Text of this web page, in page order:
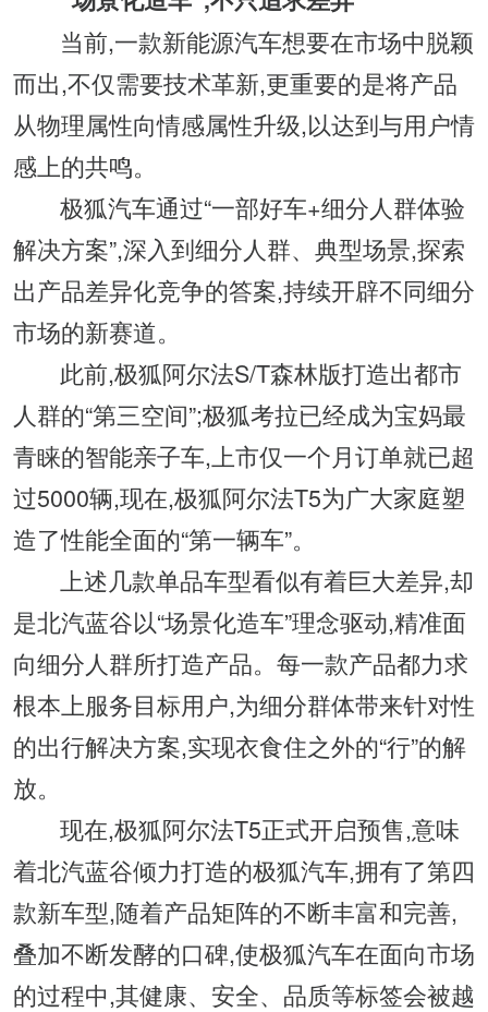
当前,一款新能源汽车想要在市场中脱颖
而出,不仅需要技术革新,更重要的是将产品
从物理属性向情感属性升级,以达到与用户情
感上的共鸣。
极狐汽车通过“一部好车+细分人群体验
解决方案”,深入到细分人群、典型场景,探索
出产品差异化竞争的答案,持续开辟不同细分
市场的新赛道。
此前,极狐阿尔法S/T森林版打造出都市
人群的“第三空间”;极狐考拉已经成为宝妈最
青睐的智能亲子车,上市仅一个月订单就已超
过5000辆,现在,极狐阿尔法T5为广大家庭塑
造了性能全面的“第一辆车”。
上述几款单品车型看似有着巨大差异,却
是北汽蓝谷以“场景化造车”理念驱动,精准面
向细分人群所打造产品。每一款产品都力求
根本上服务目标用户,为细分群体带来针对性
的出行解决方案,实现衣食住之外的“行”的解
放。
现在,极狐阿尔法T5正式开启预售,意味
着北汽蓝谷倾力打造的极狐汽车,拥有了第四
款新车型,随着产品矩阵的不断丰富和完善,
叠加不断发酵的口碑,使极狐汽车在面向市场
的过程中,其健康、安全、品质等标签会被越